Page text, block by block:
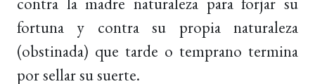
fortuna y contra su propia naturaleza
(obstinada) que tarde o temprano termina
por sellar su suerte.